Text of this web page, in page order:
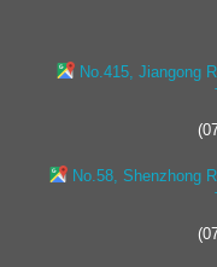
No.415, Jiangong
No.58, Shenzhong